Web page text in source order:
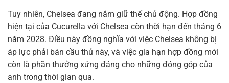
Tuy nhiên, Chelsea đang nắm giữ thế chủ động. Hợp đồng
hiện tại của Cucurella với Chelsea còn thời hạn đến tháng 6
năm 2028. Điều này đồng nghĩa với việc Chelsea không bị
áp lực phải bán cầu thủ này, và việc gia hạn hợp đồng mới
còn là phần thưởng xứng đáng cho những đóng góp của
anh trong thời gian qua.